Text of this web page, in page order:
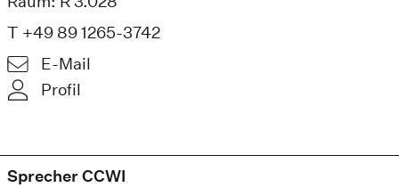
T +49 89 1265-3742
E-Mail
Profil
Sprecher CCWI